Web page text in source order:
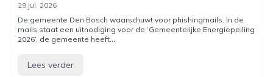
29 jul. 2026
De gemeente Den Bosch waarschuwt voor phishingmails. In de
mails staat een uitnodiging voor de ‘Gemeentelijke Energiepeiling
2026’, de gemeente heeft...
Lees verder